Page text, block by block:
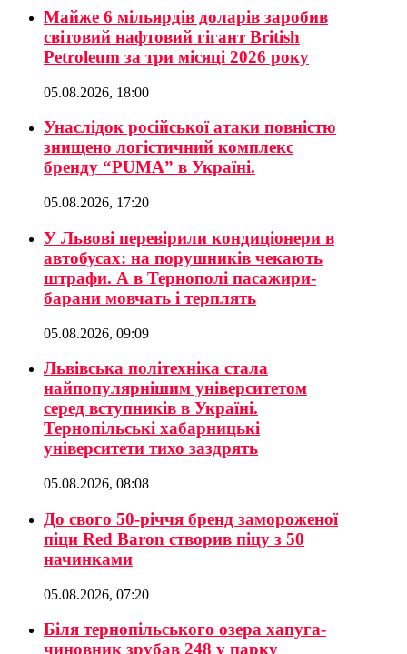
Майже 6 мільярдів доларів заробив
світовий нафтовий гігант British
Petroleum за три місяці 2026 року
05.08.2026, 18:00
Унаслідок російської атаки повністю
знищено логістичний комплекс
бренду “PUMA” в Україні.
05.08.2026, 17:20
У Львові перевірили кондиціонери в
автобусах: на порушників чекають
штрафи. А в Тернополі пасажири-
барани мовчать і терплять
05.08.2026, 09:09
Львівська політехніка стала
найпопулярнішим університетом
серед вступників в Україні.
Тернопільські хабарницькі
університети тихо заздрять
05.08.2026, 08:08
До свого 50-річчя бренд замороженої
піци Red Baron створив піцу з 50
начинками
05.08.2026, 07:20
Біля тернопільського озера хапуга-
чиновник зрубав 248 у парку